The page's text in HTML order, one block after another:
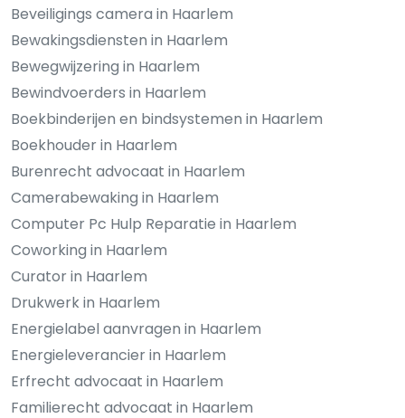
Beveiligings camera in Haarlem
Bewakingsdiensten in Haarlem
Bewegwijzering in Haarlem
Bewindvoerders in Haarlem
Boekbinderijen en bindsystemen in Haarlem
Boekhouder in Haarlem
Burenrecht advocaat in Haarlem
Camerabewaking in Haarlem
Computer Pc Hulp Reparatie in Haarlem
Coworking in Haarlem
Curator in Haarlem
Drukwerk in Haarlem
Energielabel aanvragen in Haarlem
Energieleverancier in Haarlem
Erfrecht advocaat in Haarlem
Familierecht advocaat in Haarlem